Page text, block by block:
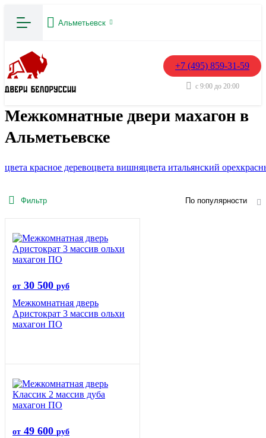
Альметьевск
+7 (495) 859-31-59
с 9:00 до 20:00
Межкомнатные двери махагон в
Альметьевске
цвета красное деревоцвета вишняцвета итальянский орех
Фильтр По популярности
от 30 500 руб
Межкомнатная дверь
Аристократ 3 массив ольхи
махагон ПО
от 49 600 руб